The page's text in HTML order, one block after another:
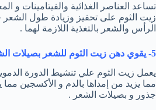
تساعد العناصر الغذائية والفيتامينات و
زيت الثوم على تحفيز وزيادة طول الشعر
الرأس والشعر بالتغذية اللازمة لهما .
5- يقوي دهن زيت الثوم للشعر بصيلات الشعر :
يعمل زيت الثوم علي تنشيط الدورة
مما يزيد من إمداها بالدم و الأكسجين مما
جذور و بصيلات الشعر .